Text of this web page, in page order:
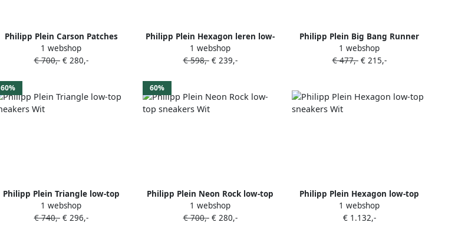
Philipp Plein Carson Patches
sneakers Wit
1 webshop
€ 700,-€ 280,-
Philipp Plein Hexagon leren low-
top sneakers Wit
1 webshop
€ 598,-€ 239,-
Philipp Plein Big Bang Runner
sneakers Wit
1 webshop
€ 477,-€ 215,-
60%
Philipp Plein Triangle low-top
sneakers Wit
1 webshop
€ 740,-€ 296,-
60%
Philipp Plein Neon Rock low-top
sneakers Wit
1 webshop
€ 700,-€ 280,-
Philipp Plein Hexagon low-top
sneakers Wit
1 webshop
€ 1.132,-